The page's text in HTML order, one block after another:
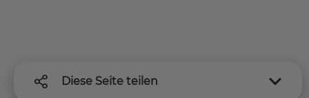
Diese Seite teilen